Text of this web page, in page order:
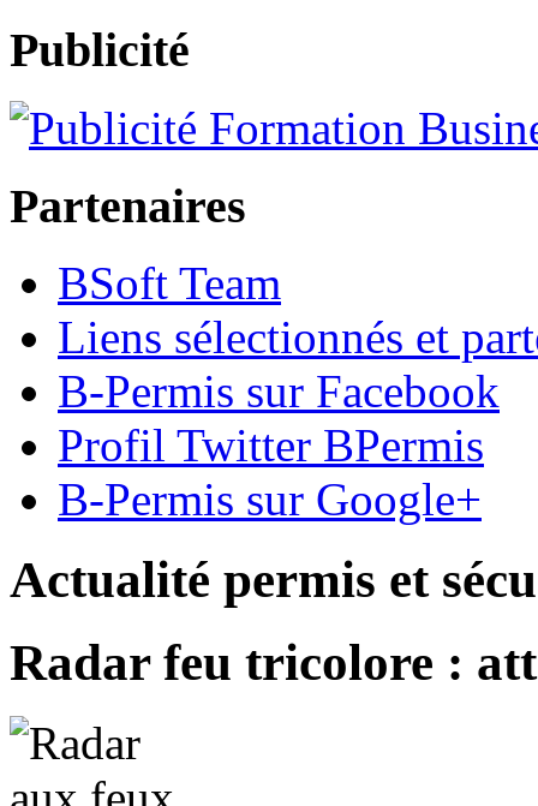
Publicité
Partenaires
BSoft Team
Liens sélectionnés et
B-Permis sur Facebook
Profil Twitter BPermis
B-Permis sur Google+
Actualité permis et
Radar feu tricolore :